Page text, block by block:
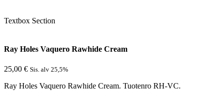
Textbox Section
Ray Holes Vaquero Rawhide Cream
25,00 € Sis. alv 25,5%
Ray Holes Vaquero Rawhide Cream. Tuotenro RH-VC.